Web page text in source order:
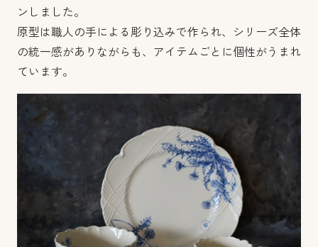
ンしました。
原型は職人の手による彫り込みで作られ、シリーズ全体
の統一感がありながらも、アイテムごとに個性がうまれ
ています。